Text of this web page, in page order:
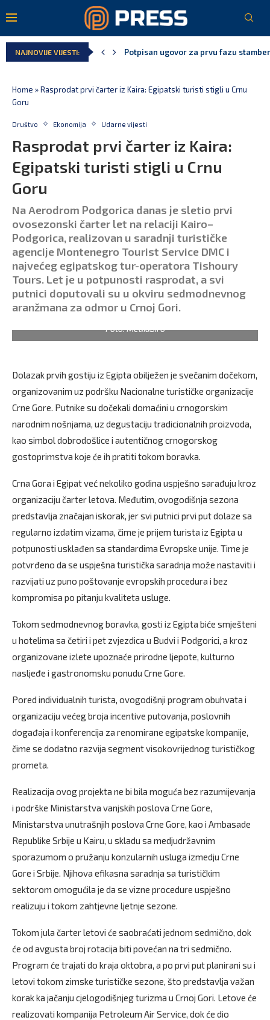
NAJNOVIJE VIJESTI:
Danski političar: Obilazak skupštine
Home »Rasprodat prvi čarter iz Kaira: Egipatski turisti stigli u Crnu
Goru
Društvo Ekonomija Udarne vijesti
Rasprodat prvi čarter iz Kaira:
Egipatski turisti stigli u Crnu
Goru
Na Aerodrom Podgorica danas je sletio prvi
ovosezonski čarter let na relaciji Kairo–
Podgorica, realizovan u saradnji turističke
agencije Montenegro Tourist Service DMC i
najvećeg egipatskog tur-operatora Tishoury
Tours. Let je u potpunosti rasprodat, a svi
putnici doputovali su u okviru sedmodnevnog
aranžmana za odmor u Crnoj Gori.
Foto: Mediabiro
Dolazak prvih gostiju iz Egipta obilježen je svečanim dočekom,
organizovanim uz podršku Nacionalne turističke organizacije
Crne Gore. Putnike su dočekali domaćini u crnogorskim
narodnim nošnjama, uz degustaciju tradicionalnih proizvoda,
kao simbol dobrodošlice i autentičnog crnogorskog
gostoprimstva koje će ih pratiti tokom boravka.
Crna Gora i Egipat već nekoliko godina uspješno sarađuju kroz
organizaciju čarter letova. Međutim, ovogodišnja sezona
predstavlja značajan iskorak, jer svi putnici prvi put dolaze sa
regularno izdatim vizama, čime je prijem turista iz Egipta u
potpunosti usklađen sa standardima Evropske unije. Time je
potvrđeno da se uspješna turistička saradnja može nastaviti i
razvijati uz puno poštovanje evropskih procedura i bez
kompromisa po pitanju kvaliteta usluge.
Tokom sedmodnevnog boravka, gosti iz Egipta biće smješteni
u hotelima sa četiri i pet zvjezdica u Budvi i Podgorici, a kroz
organizovane izlete upoznaće prirodne ljepote, kulturno
nasljeđe i gastronomsku ponudu Crne Gore.
Pored individualnih turista, ovogodišnji program obuhvata i
organizaciju većeg broja incentive putovanja, poslovnih
događaja i konferencija za renomirane egipatske kompanije,
čime se dodatno razvija segment visokovrijednog turističkog
prometa.
Realizacija ovog projekta ne bi bila moguća bez razumijevanja
i podrške Ministarstva vanjskih poslova Crne Gore,
Ministarstva unutrašnjih poslova Crne Gore, kao i Ambasade
Republike Srbije u Kairu, u skladu sa medjudržavnim
sporazumom o pružanju konzularnih usluga izmedju Crne
Gore i Srbije. Njihova efikasna saradnja sa turističkim
sektorom omogućila je da se vizne procedure uspješno
realizuju i tokom zahtjevne ljetnje sezone.
Tokom jula čarter letovi će saobraćati jednom sedmično, dok
će od avgusta broj rotacija biti povećan na tri sedmično.
Program će trajati do kraja oktobra, a po prvi put planirani su i
letovi tokom zimske turističke sezone, što predstavlja važan
korak ka jačanju cjelogodišnjeg turizma u Crnoj Gori. Letove će
realizovati kompanija Petroleum Air Service, dok će dio